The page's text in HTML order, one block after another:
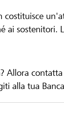
ai sostenitori.
Allora
alla tua